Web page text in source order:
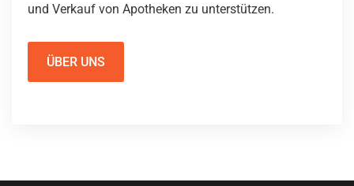
und Verkauf von Apotheken zu unterstützen.
ÜBER UNS